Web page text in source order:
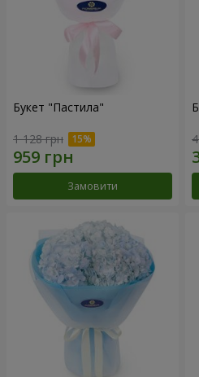
Букет "Пастила"
1 128 грн
Замовити